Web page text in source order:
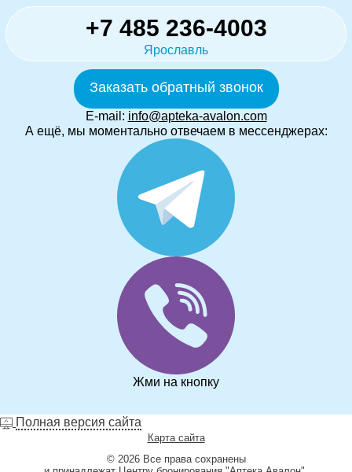
+7 485 236-4003
Ярославль
Заказать обратный звонок
E-mail: info@apteka-avalon.com
А ещё, мы моментально отвечаем в мессенджерах:
Жми на кнопку
Полная версия сайта
Карта сайта
© 2026 Все права сохранены